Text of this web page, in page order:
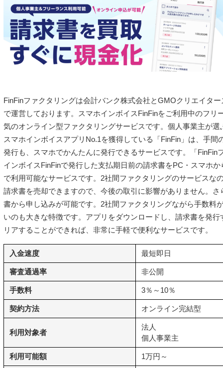
FinFinファクタリングは会計バンク株式会社とGMOクリエイタ
で運営しております。スマホインボイスFinFinをご利用中のフリ
気のオンライン型ファクタリングサービスです。個人事業主が選
スマホインボイスアプリNo.1を獲得している「FinFin」は、手間
発行も、スマホでかんたんに発行できるサービスです。「FinFin
インボイスFinFinで発行した支払期日前の請求書をPC・スマホ
で利用可能なサービスです。2社間ファクタリングのサービスな
請求書を売却できますので、今後の取引に影響がありません。
書から申し込みが可能です。2社間ファクタリングながら手数料
いのも大きな特徴です。アプリをダウンロードし、請求書を発
リアすることができれば、非常に手軽で便利なサービスです。
入金速度 最短即日
審査通過率 非公開
手数料 3％～10％
契約方法 オンライン完結型
利用対象者
法人
個人事業主
利用可能額 1万円～